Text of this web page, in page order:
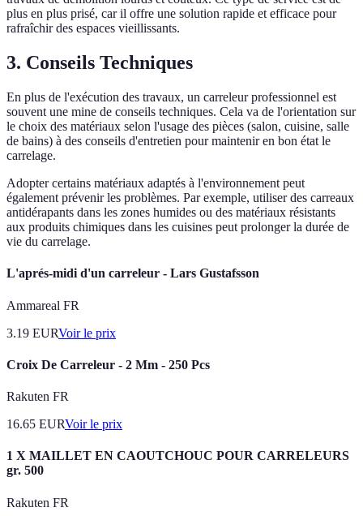
plus en plus prisé, car il offre une solution rapide et efficace pour
rafraîchir des espaces vieillissants.
3. Conseils Techniques
En plus de l'exécution des travaux, un carreleur professionnel est
souvent une mine de conseils techniques. Cela va de l'orientation sur
le choix des matériaux selon l'usage des pièces (salon, cuisine, salle
de bains) à des conseils d'entretien pour maintenir en bon état le
carrelage.
Adopter certains matériaux adaptés à l'environnement peut
également prévenir les problèmes. Par exemple, utiliser des carreaux
antidérapants dans les zones humides ou des matériaux résistants
aux produits chimiques dans les cuisines peut prolonger la durée de
vie du carrelage.
L'aprés-midi d'un carreleur - Lars Gustafsson
Ammareal FR
3.19 EURVoir le prix
Croix De Carreleur - 2 Mm - 250 Pcs
Rakuten FR
16.65 EURVoir le prix
1 X MAILLET EN CAOUTCHOUC POUR CARRELEURS
gr. 500
Rakuten FR